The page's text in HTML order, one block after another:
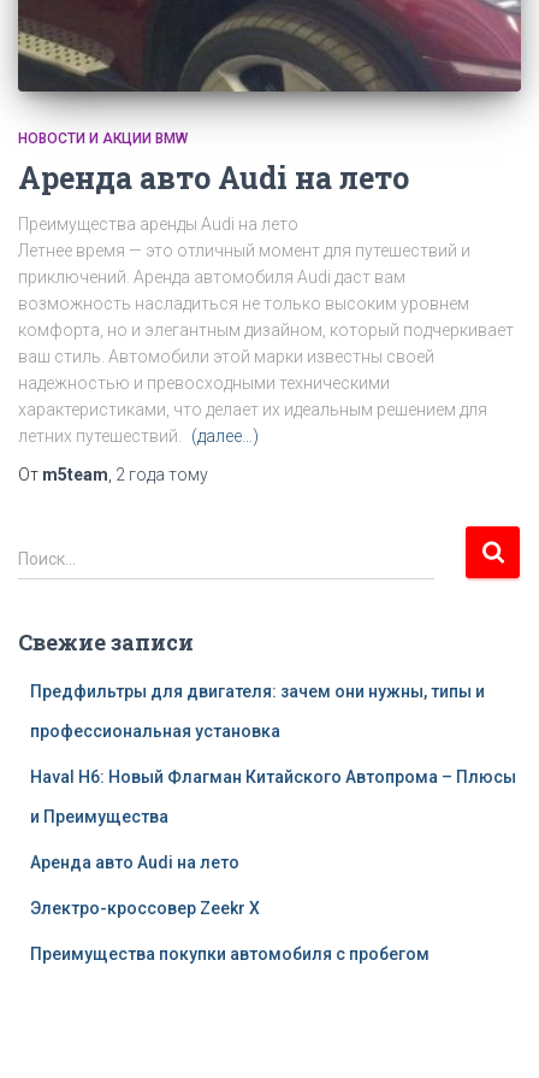
НОВОСТИ И АКЦИИ BMW
Аренда авто Audi на лето
Преимущества аренды Audi на лето
Летнее время — это отличный момент для путешествий и
приключений. Аренда автомобиля Audi даст вам
возможность насладиться не только высоким уровнем
комфорта, но и элегантным дизайном, который подчеркивает
ваш стиль. Автомобили этой марки известны своей
надежностью и превосходными техническими
характеристиками, что делает их идеальным решением для
летних путешествий.
(далее…)
От m5team 2 года тому
Н
а
и
Поиск…
Свежие записи
Предфильтры для двигателя: зачем они нужны, типы и
профессиональная установка
Haval H6: Новый Флагман Китайского Автопрома – Плюсы
и Преимущества
Аренда авто Audi на лето
Электро-кроссовер Zeekr X
Преимущества покупки автомобиля с пробегом